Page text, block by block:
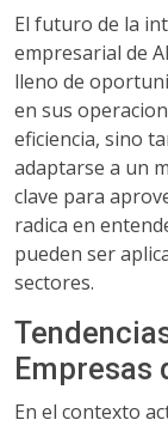
El futuro de la
empresarial de
lleno de
en sus
eficiencia, sino
adaptarse a un
clave para
radica en
pueden ser
sectores.
Empresas
En el contexto